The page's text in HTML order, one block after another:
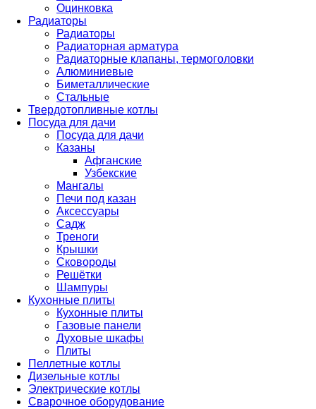
Оцинковка
Радиаторы
Радиаторы
Радиаторная арматура
Радиаторные клапаны, термоголовки
Алюминиевые
Биметаллические
Стальные
Твердотопливные котлы
Посуда для дачи
Посуда для дачи
Казаны
Афганские
Узбекские
Мангалы
Печи под казан
Аксессуары
Садж
Треноги
Крышки
Сковороды
Решётки
Шампуры
Кухонные плиты
Кухонные плиты
Газовые панели
Духовые шкафы
Плиты
Пеллетные котлы
Дизельные котлы
Электрические котлы
Сварочное оборудование